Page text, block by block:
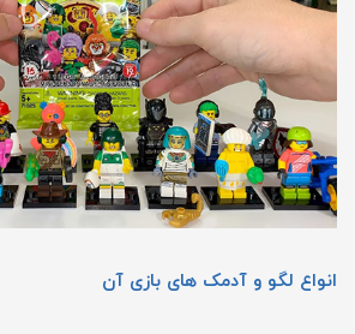
انواع لگو و آدمک های بازی آن